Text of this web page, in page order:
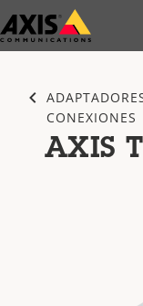
Saltar
al
CONEXIONES
AXIS